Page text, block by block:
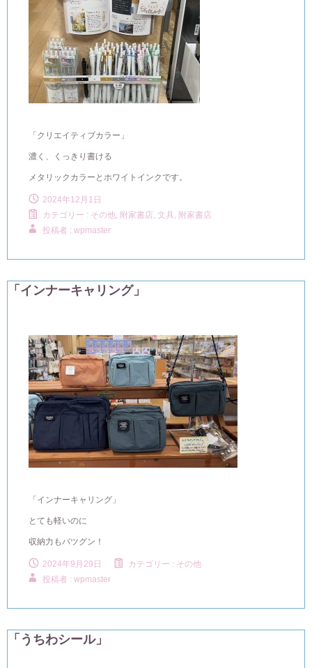
「クリエイティブカラー」
濃く、くっきり書ける
メタリックカラーとホワイトインクです。
2024年12月1日
カテゴリー : その他, 附家書店, 文具, 附家書店
投稿者 : wpmaster
「インナーキャリング」
「インナーキャリング」
とても軽いのに
収納力もバツグン！
2024年9月29日 カテゴリー : その他
投稿者 : wpmaster
「うちわシール」